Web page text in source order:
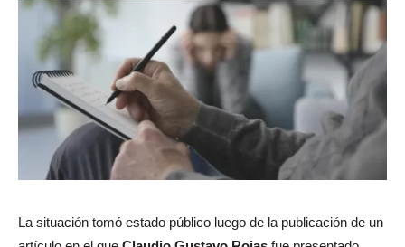
La situación tomó estado público luego de la publicación de un